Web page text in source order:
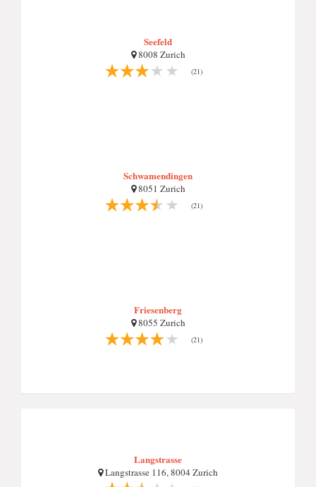
Seefeld
8008 Zurich
(21)
Schwamendingen
8051 Zurich
(21)
Friesenberg
8055 Zurich
(21)
Langstrasse
Langstrasse 116, 8004 Zurich